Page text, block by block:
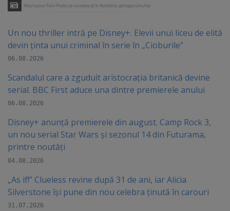
Un nou thriller intră pe Disney+. Elevii unui liceu de elită
devin ținta unui criminal în serie în „Cioburile”
06.08.2026
Scandalul care a zguduit aristocrația britanică devine
serial. BBC First aduce una dintre premierele anului
06.08.2026
Disney+ anunță premierele din august. Camp Rock 3,
un nou serial Star Wars și sezonul 14 din Futurama,
printre noutăți
04.08.2026
„As if!” Clueless revine după 31 de ani, iar Alicia
Silverstone își pune din nou celebra ținută în carouri
31.07.2026